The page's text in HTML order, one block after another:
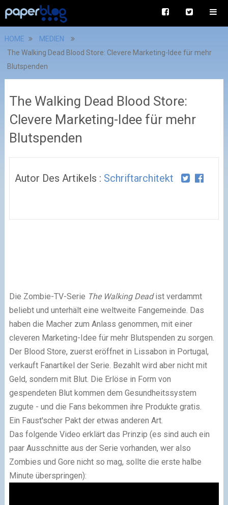
HOME
MEDIEN
The Walking Dead Blood Store: Clevere Marketing-Idee für mehr
Blutspenden
The Walking Dead Blood Store:
Clevere Marketing-Idee für mehr
Blutspenden
Autor Des Artikels : Schriftarchitekt
Die Zombie-TV-Serie The Walking Deadist verdammt
beliebt und unterhält eine weltweite Fangemeinde. Das
haben die Macher zum Anlass genommen, mit einer
cleveren Marketing-Idee für mehr Blutspenden zu sorgen.
Der Blood Store, zuerst eröffnet in Lissabon in Portugal,
verkauft Fanartikel der Serie. Bezahlt wird aber nicht mit
Geld, sondern mit Blut. Die Erlöse in Form von
gespendeten Blut kommen dem Gesundheitssystem
zugute - und die Fans bekommen ihre Produkte gratis.
Ein Faust'scher Pakt der etwas anderen Art.
Das folgende Video erklärt das Prinzip (es sind auch ein
paar Ausschnitte aus der Serie vorhanden, wer also
Zombies und Gore nicht so mag, sollte die erste halbe
Minute überspringen):